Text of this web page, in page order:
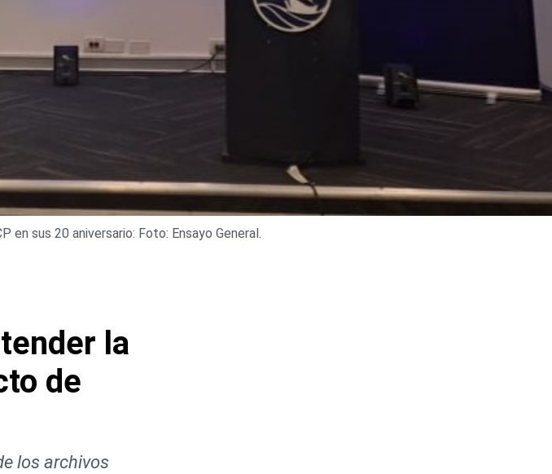
sus 20 aniversario: Foto: Ensayo General.
la
de
los archivos